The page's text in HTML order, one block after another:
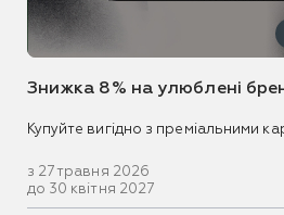
Знижка 8% на улюблені
Купуйте вигідно з преміальними
з 27 травня 2026
до 30 квітня 2027